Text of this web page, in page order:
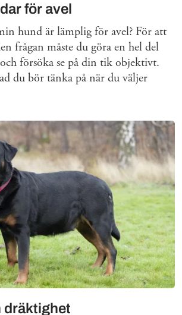
för avel
hund är lämplig för avel? För att
frågan måste du göra en hel del
försöka se på din tik objektivt.
du bör tänka på när du väljer
dräktighet